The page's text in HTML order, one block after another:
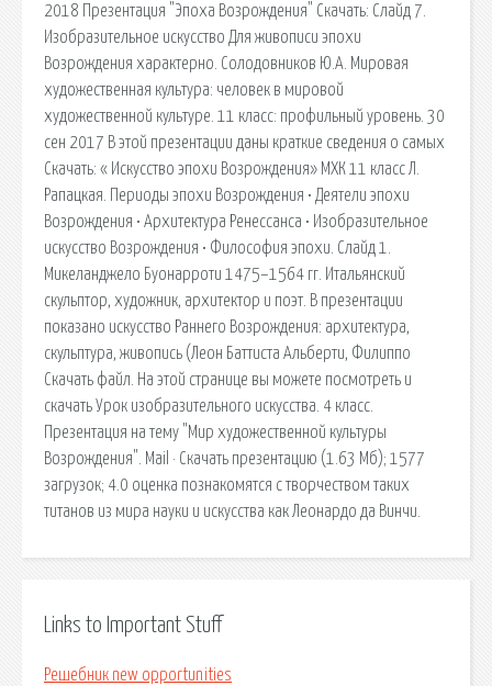
2018 Презентация "Эпоха Возрождения" Скачать: Слайд 7.
Изобразительное искусство Для живописи эпохи
Возрождения характерно. Солодовников Ю.А. Мировая
художественная культура: человек в мировой
художественной культуре. 11 класс: профильный уровень. 30
сен 2017 В этой презентации даны краткие сведения о самых
Скачать: « Искусство эпохи Возрождения» МХК 11 класс Л.
Рапацкая. Периоды эпохи Возрождения • Деятели эпохи
Возрождения • Архитектура Ренессанса • Изобразительное
искусство Возрождения • Философия эпохи. Слайд 1.
Микеланджело Буонарроти 1475–1564 гг. Итальянский
скульптор, художник, архитектор и поэт. В презентации
показано искусство Раннего Возрождения: архитектура,
скульптура, живопись (Леон Баттиста Альберти, Филиппо
Скачать файл. На этой странице вы можете посмотреть и
скачать Урок изобразительного искусства. 4 класс.
Презентация на тему "Мир художественной культуры
Возрождения". Mail · Скачать презентацию (1.63 Мб); 1577
загрузок; 4.0 оценка познакомятся с творчеством таких
титанов из мира науки и искусства как Леонардо да Винчи.
Links to Important Stuff
Решебник new opportunities